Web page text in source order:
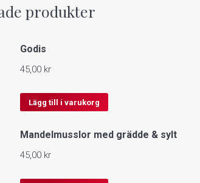
produkter
Godis
45,00 kr
Lägg till i varukorg
Mandelmusslor med grädde & sylt
45,00 kr